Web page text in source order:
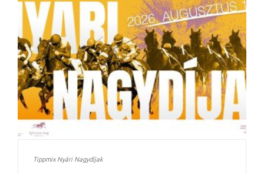
Tippmix Nyári Nagydíjak